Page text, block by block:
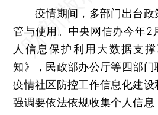
疫情期间，多部门出台政
管与使用。中央网信办今年2
人信息保护利用大数据支
知》，民政部办公厅等四部
疫情社区防控工作信息化建
强调要依法依规收集个人信